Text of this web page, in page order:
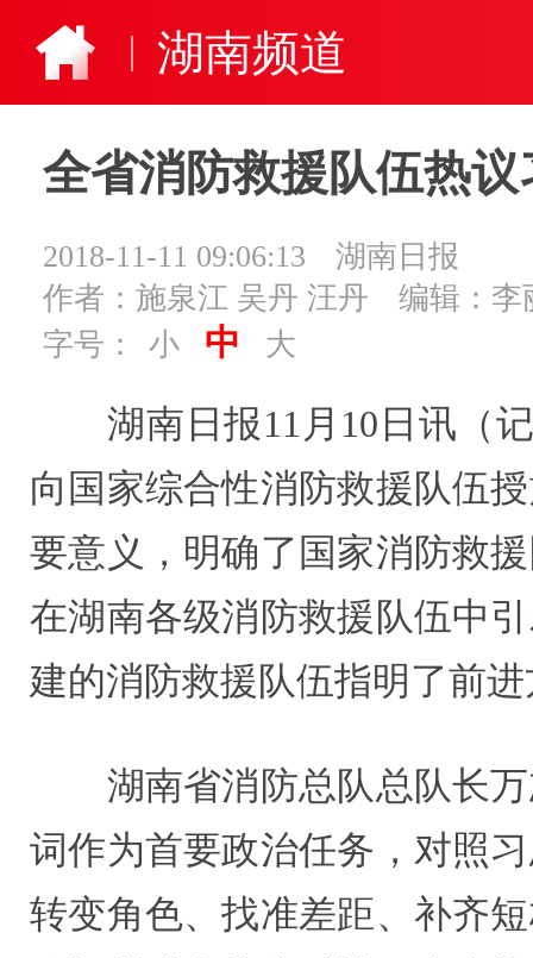
湖南频道
全省消防救援队伍热
2018-11-11 09:06:13
湖南日报
作者：施泉江 吴丹 汪丹
编辑：李
字号：
小 中 大
湖南日报11月10日讯（记
向国家综合性消防救援队伍
要意义，明确了国家消防救
在湖南各级消防救援队伍中
建的消防救援队伍指明了前
湖南省消防总队总队长万
词作为首要政治任务，对照
转变角色、找准差距、补齐